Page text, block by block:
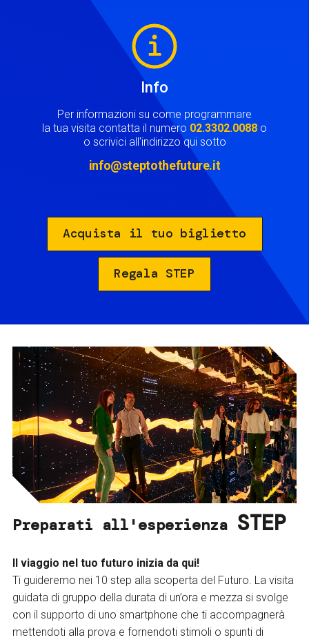
Info
Per informazioni su come programmare
la tua visita contatta il numero 02.3302.0088 o
o scrivici all'indirizzo qui sotto
info@steptothefuture.it
Acquista il tuo biglietto
Regala STEP
Preparati all'esperienza STEP
Il viaggio nel tuo futuro inizia da qui!
Ti guideremo nei 10 step alla scoperta del Futuro. La visita
guidata di gruppo della durata di un’ora e mezza si svolge
con il supporto di uno smartphone che ti accompagnerà
mettendoti alla prova e fornendoti stimoli o spunti di